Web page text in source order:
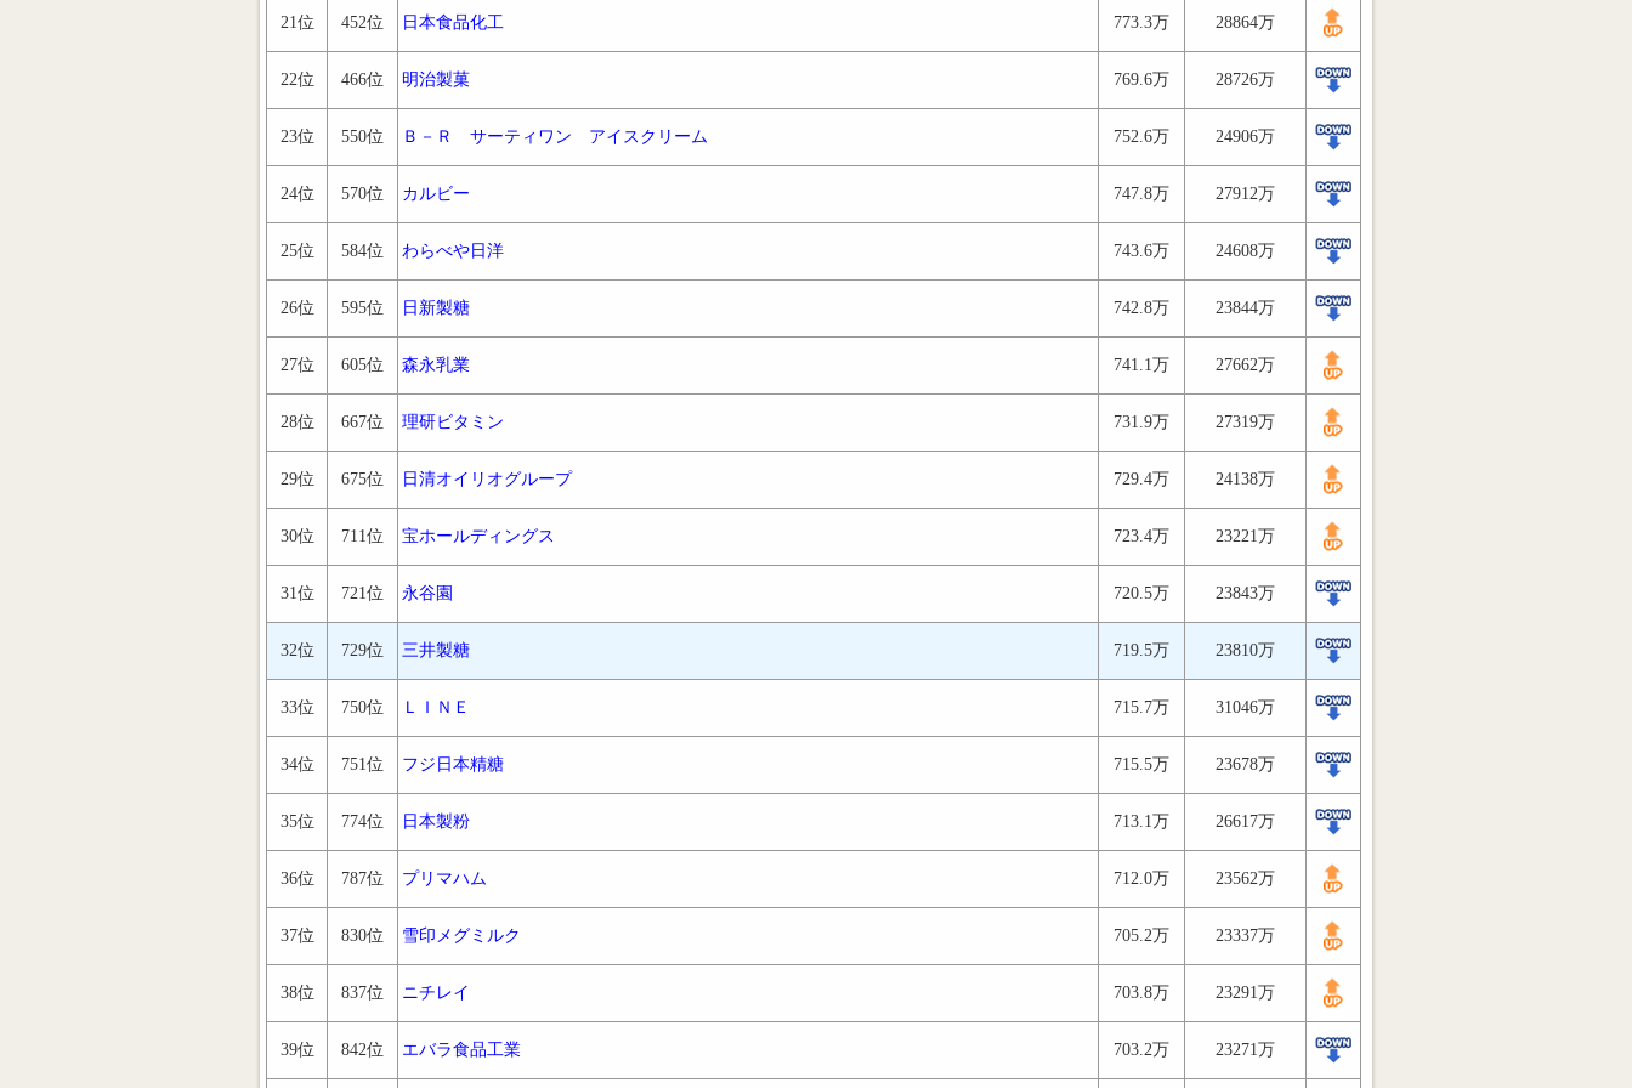
21位 452位 日本食品化工 773.3万 28864万
22位 466位 明治製菓 769.6万 28726万
23位 550位 Ｂ－Ｒ サーティワン アイスクリーム 752.6万 24906万
24位 570位 カルビー 747.8万 27912万
25位 584位 わらべや日洋 743.6万 24608万
26位 595位 日新製糖 742.8万 23844万
27位 605位 森永乳業 741.1万 27662万
28位 667位 理研ビタミン 731.9万 27319万
29位 675位 日清オイリオグループ 729.4万 24138万
30位 711位 宝ホールディングス 723.4万 23221万
31位 721位 永谷園 720.5万 23843万
32位 729位 三井製糖 719.5万 23810万
33位 750位 ＬＩＮＥ 715.7万 31046万
34位 751位 フジ日本精糖 715.5万 23678万
35位 774位 日本製粉 713.1万 26617万
36位 787位 プリマハム 712.0万 23562万
37位 830位 雪印メグミルク 705.2万 23337万
38位 837位 ニチレイ 703.8万 23291万
39位 842位 エバラ食品工業 703.2万 23271万